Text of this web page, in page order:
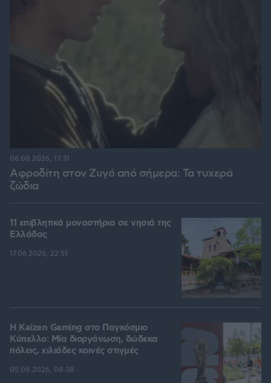
Αφροδίτη στον Ζυγό από σήμερα: Τα τυχερά
ζώδια
06.08.2026, 17:31
11 επιβλητικά μοναστήρια σε νησιά της
Ελλάδας
17.06.2026, 22:51
H Kaizen Gaming στο Παγκόσμιο
Kύπελλο: Μία διοργάνωση, δώδεκα
πόλεις, χιλιάδες κοινές στιγμές
05.08.2026, 08:38